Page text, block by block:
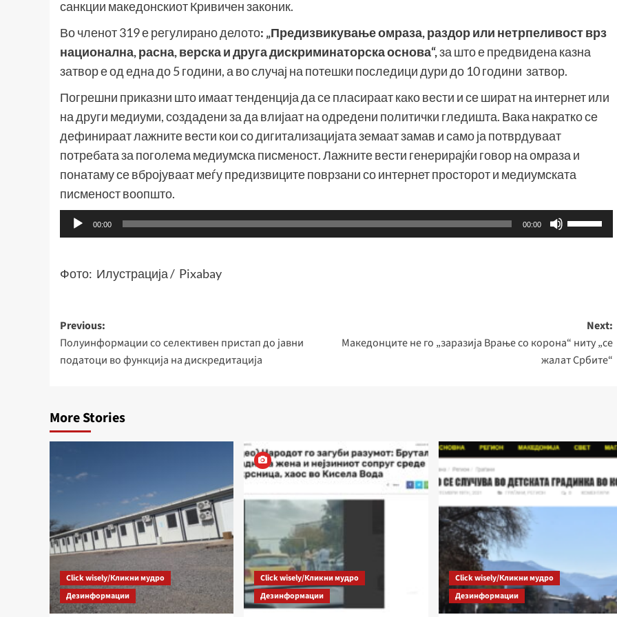
санкции македонскиот Кривичен законик.
Во членот 319 е регулирано делото: „Предизвикување омраза, раздор или нетрпеливост врз
национална, расна, верска и друга дискриминаторска основа“,за што е предвидена казна
затвор е од една до 5 години, а во случај на потешки последици дури до 10 години затвор.
Погрешни приказни што имаат тенденција да се пласираат како вести и се шират на интернет или
на други медиуми, создадени за да влијаат на одредени политички гледишта. Вака накратко се
дефинираат лажните вести кои со дигитализацијата земаат замав и само ја потврдуваат
потребата за поголема медиумска писменост. Лажните вести генерирајќи говор на омраза и
понатаму се вбројуваат меѓу предизвиците поврзани со интернет просторот и медиумската
писменост воопшто.
Аудио
плејер
00:00 00:00
Користете
ги
стрелка,
за
звукот.
Фото: Илустрација / Pixabay
Post
navigation
Previous:
Полуинформации со селективен пристап до јавни
податоци во функција на дискредитација
Next:
Македонците не го „заразија Врање со корона“ ниту „се
жалат Србите“
More Stories
Click wisely/Кликни мудро
Дезинформации
Click wisely/Кликни мудро
Дезинформации
Click wisely/Кликни мудро
Дезинформации